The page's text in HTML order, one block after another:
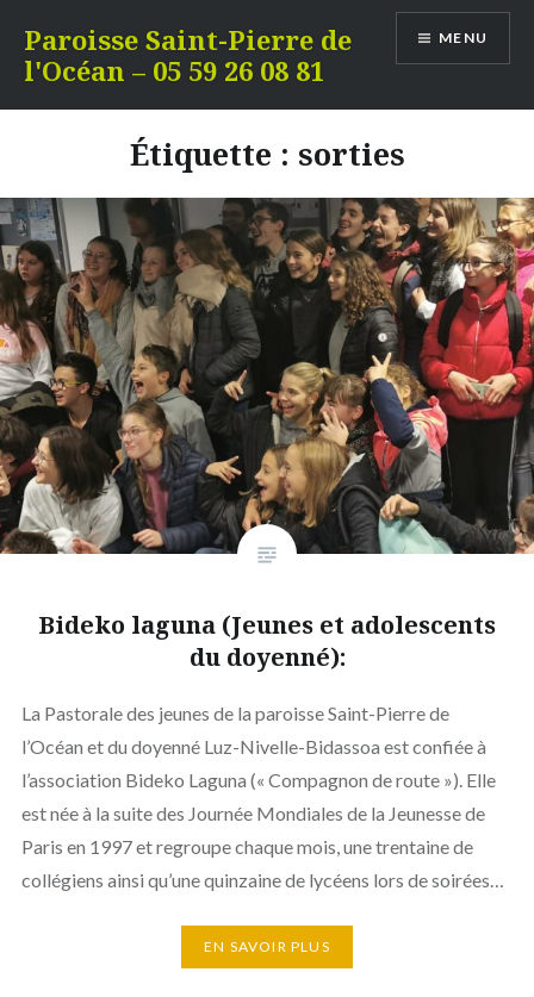
contenu
Paroisse Saint-Pierre de
l'Océan – 05 59 26 08 81
MENU
Étiquette : sorties
Bideko laguna (Jeunes et adolescents
du doyenné):
La Pastorale des jeunes de la paroisse Saint-Pierre de
l’Océan et du doyenné Luz-Nivelle-Bidassoa est confiée à
l’association Bideko Laguna (« Compagnon de route »). Elle
est née à la suite des Journée Mondiales de la Jeunesse de
Paris en 1997 et regroupe chaque mois, une trentaine de
collégiens ainsi qu’une quinzaine de lycéens lors de soirées…
EN SAVOIR PLUS